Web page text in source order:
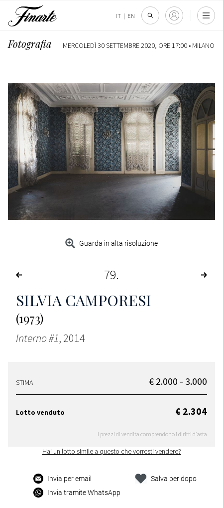
IT | EN
Fotografia MERCOLEDÌ 30 SETTEMBRE 2020, ORE 17:00 • MILANO
Guarda in alta risoluzione
79
SILVIA CAMPORESI
(1973)
Interno #1, 2014
STIMA € 2.000 - 3.000
Lotto venduto € 2.304
I prezzi di vendita comprendono i diritti d'asta
Hai un lotto simile a questo che vorresti vendere?
Invia per email
Invia tramite WhatsApp
Salva per dopo